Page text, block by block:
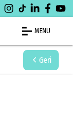
MENU
Geri